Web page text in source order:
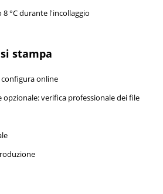
°C durante l'incollaggio
stampa
configura online
verifica professionale dei file